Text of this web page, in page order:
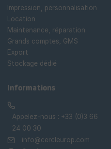
Impression, personnalisation
Location
Maintenance, réparation
Grands comptes, GMS
Export
Stockage dédié
Informations
Appelez-nous : +33 (0)3 66
24 00 30
info@cercleurop.com